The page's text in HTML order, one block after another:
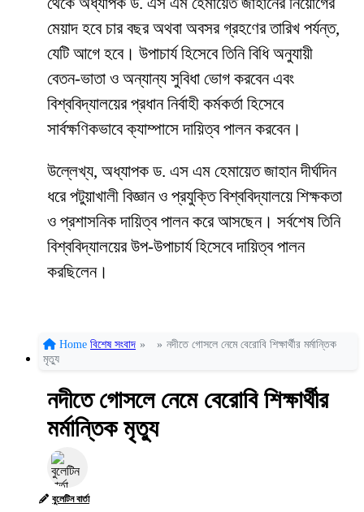
মেয়াদ হবে চার বছর অথবা অবসর গ্রহণের তারিখ পর্যন্ত,
যেটি আগে হবে। উপাচার্য হিসেবে তিনি বিধি অনুযায়ী
বেতন-ভাতা ও অন্যান্য সুবিধা ভোগ করবেন এবং
বিশ্ববিদ্যালয়ের প্রধান নির্বাহী কর্মকর্তা হিসেবে
সার্বক্ষণিকভাবে ক্যাম্পাসে দায়িত্ব পালন করবেন।
উল্লেখ্য, অধ্যাপক ড. এস এম হেমায়েত জাহান দীর্ঘদিন
ধরে পটুয়াখালী বিজ্ঞান ও প্রযুক্তি বিশ্ববিদ্যালয়ে শিক্ষকতা
ও প্রশাসনিক দায়িত্ব পালন করে আসছেন। সর্বশেষ তিনি
বিশ্ববিদ্যালয়ের উপ-উপাচার্য হিসেবে দায়িত্ব পালন
করছিলেন।
Home বিশেষ সংবাদ » » নদীতে গোসলে নেমে বেরোবি শিক্ষার্থীর মর্মান্তিক
মৃত্যু
নদীতে গোসলে নেমে বেরোবি শিক্ষার্থীর
মর্মান্তিক মৃত্যু
বুলেটিন বার্তা